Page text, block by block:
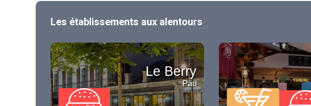
Les établissements aux alentours
Le Berry
Pau